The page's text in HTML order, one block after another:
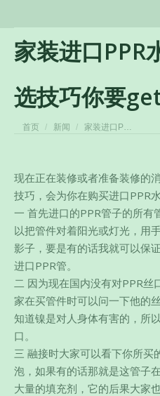
家装进口PPR
选技巧你要
您在这里：
首页 新闻 家装进口P…
现在正在装修或者准备装修的
技巧，会为你在购买进口PPR
一 首先进口的PPR管子的所有
以把管件对着阳光或灯光，用
影子，要是有的话我就可以保
进口PPR管。
二 因为现在国内没有对PPR丝
家在买管件时可以问一下他的
知道镍是对人身体有害的，所
口。
三 融接时大家可以看下你所买
泡，如果有的话那就是这管子
大量的填充剂，它的后果大家